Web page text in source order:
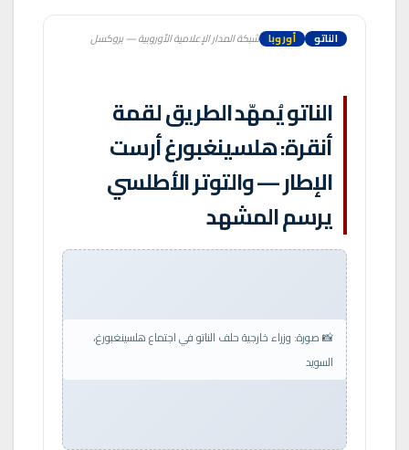
الناتو أوروبا شبكة المدار الإعلامية الأوروبية — بروكسل
الناتو يُمهّد الطريق لقمة
أنقرة: هلسينغبورغ أرست
الإطار — والتوتر الأطلسي
يرسم المشهد
📸 صورة: وزراء خارجية حلف الناتو في اجتماع هلسينغبورغ،
السويد